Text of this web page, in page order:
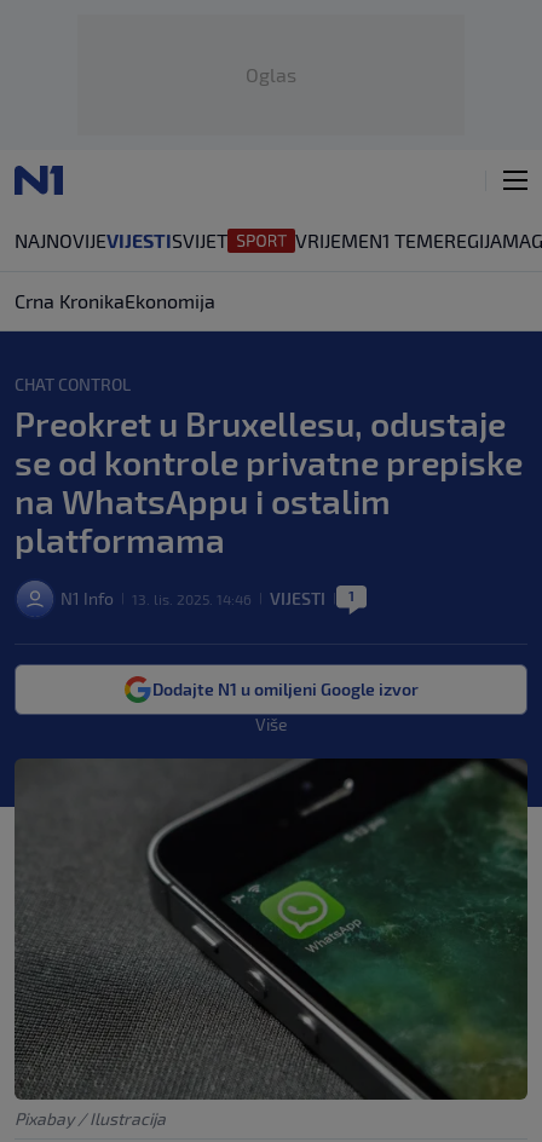
Oglas
NAJNOVIJEVIJESTISVIJET VRIJEMEN1 TEMEREGIJA
Crna KronikaEkonomija
CHAT CONTROL
Preokret u Bruxellesu, odustaje
se od kontrole privatne prepiske
na WhatsAppu i ostalim
platformama
N1 Info 13. lis. 2025. 14:46 VIJESTI 1
Dodajte N1 u omiljeni Google izvor
Više
Pixabay / Ilustracija